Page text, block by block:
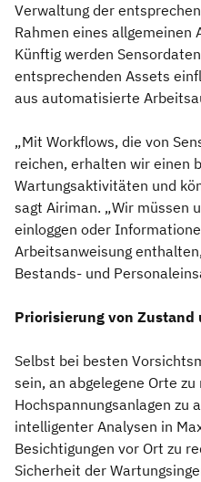
Verwaltung der
Rahmen eines
Künftig werden
entsprechenden Assets
aus automatisierte
„Mit Workflows, die von
reichen, erhalten wir einen
Wartungsaktivitäten und
sagt Airiman. „Wir müssen
einloggen oder
Arbeitsanweisung
Bestands- und
Priorisierung von Zustand
Selbst bei besten
sein, an abgelegene Orte
Hochspannungsanlagen zu
intelligenter Analysen in
Besichtigungen vor Ort zu
Sicherheit der